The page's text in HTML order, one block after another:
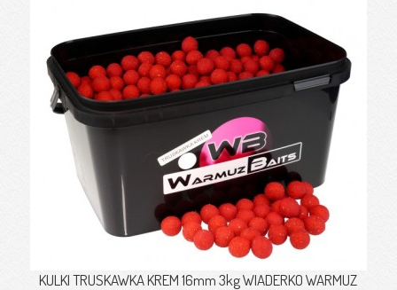
KULKI TRUSKAWKA KREM 16mm 3kg WIADERKO WARMUZ